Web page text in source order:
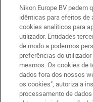
Empresa
Nikon Europe BV pedem
idênticas para efeitos de
cookies analíticos para
utilizador. Entidades
de modo a podermos
preferências do
mesmos. Os cookies de
dados fora dos nossos
os cookies", autoriza a
processamento de